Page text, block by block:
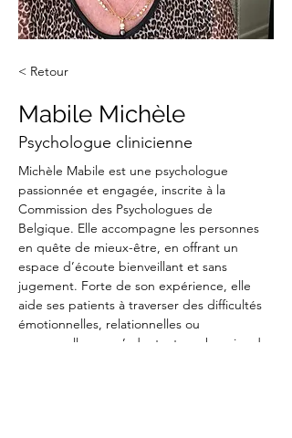
< Retour
Mabile Michèle
Psychologue clinicienne
Michèle Mabile est une psychologue
passionnée et engagée, inscrite à la
Commission des Psychologues de
Belgique. Elle accompagne les personnes
en quête de mieux-être, en offrant un
espace d’écoute bienveillant et sans
jugement. Forte de son expérience, elle
aide ses patients à traverser des difficultés
émotionnelles, relationnelles ou
personnelles, en s’adaptant aux besoins de